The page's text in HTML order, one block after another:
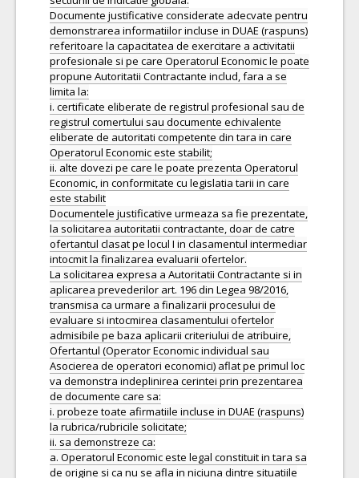
Documente justificative considerate adecvate pentru
demonstrarea informatiilor incluse in DUAE (raspuns)
referitoare la capacitatea de exercitare a activitatii
profesionale si pe care Operatorul Economic le poate
propune Autoritatii Contractante includ, fara a se
limita la:
i. certificate eliberate de registrul profesional sau de
registrul comertului sau documente echivalente
eliberate de autoritati competente din tara in care
Operatorul Economic este stabilit;
ii. alte dovezi pe care le poate prezenta Operatorul
Economic, in conformitate cu legislatia tarii in care
este stabilit
Documentele justificative urmeaza sa fie prezentate,
la solicitarea autoritatii contractante, doar de catre
ofertantul clasat pe locul I in clasamentul intermediar
intocmit la finalizarea evaluarii ofertelor.
La solicitarea expresa a Autoritatii Contractante si in
aplicarea prevederilor art. 196 din Legea 98/2016,
transmisa ca urmare a finalizarii procesului de
evaluare si intocmirea clasamentului ofertelor
admisibile pe baza aplicarii criteriului de atribuire,
Ofertantul (Operator Economic individual sau
Asocierea de operatori economici) aflat pe primul loc
va demonstra indeplinirea cerintei prin prezentarea
de documente care sa:
i. probeze toate afirmatiile incluse in DUAE (raspuns)
la rubrica/rubricile solicitate;
ii. sa demonstreze ca:
a. Operatorul Economic este legal constituit in tara sa
de origine si ca nu se afla in niciuna dintre situatiile